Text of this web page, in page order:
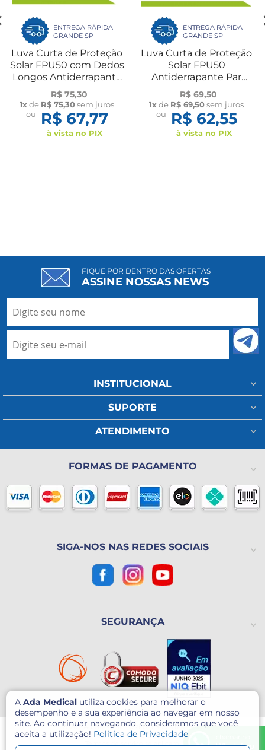
ENTREGA RÁPIDA
GRANDE SP
Luva Curta de Proteção
Solar FPU50 com Dedos
Longos Antiderrapante
Par Flambé
R$ 75,30
1xde R$ 75,30sem juros
ou
R$ 67,77
à vista no PIX
ENTREGA RÁPIDA
GRANDE SP
Luva Curta de Proteção
Solar FPU50
Antiderrapante Par
Flambé
R$ 69,50
1xde R$ 69,50sem juros
ou
R$ 62,55
à vista no PIX
WhatsApp
A Ada Medical utiliza cookies para melhorar o
desempenho e a sua experiência ao navegar em nosso
site. Ao continuar navegando, consideramos que você
aceita a utilização! Politica de Privacidade
FIQUE POR DENTRO DAS OFERTAS
ASSINE NOSSAS NEWS
INSTITUCIONAL
Minha Conta
Fale Conosco
Meus Pedidos
Lista de Desejos
Blog
SUPORTE
Assistência Técnica
Política de Privacidade
Política de Trocas ou Devoluções
ATENDIMENTO
(11) 93802-1111
(11) 2325-4371
Horário de atendimento
De 2ª a 6ª feira das 8h às 18h
(Exceto Feriados)
CEP: 09220-611
Como chegar?
CNPJ: 07.003.260/0001-60
FORMAS DE PAGAMENTO
SIGA-NOS NAS REDES SOCIAIS
SEGURANÇA
© 2026 - Ada Medical - Todos direitos reservados.
Este site é protegido por reCAPTCHA e o GooglePolítica de Privacidade
Termos de serviçose aplicam.